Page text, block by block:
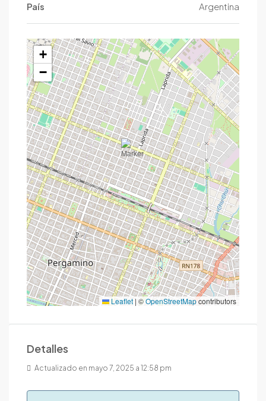
País Argentina
+
−
Leaflet | ©OpenStreetMapcontributors
Detalles
Actualizado en mayo 7, 2025 a 12:58 pm